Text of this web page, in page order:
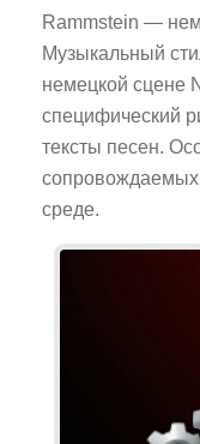
Rammstein —
Музыкальный
немецкой сцене
специфический
тексты песен.
сопровождаемых
среде.